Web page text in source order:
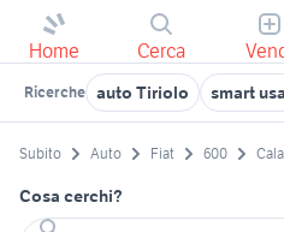
Home Cerca
Ricerche auto Tiriolo smart
Subito Auto Fiat 600
Cosa cerchi?